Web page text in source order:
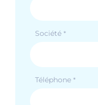
Société *
Téléphone *